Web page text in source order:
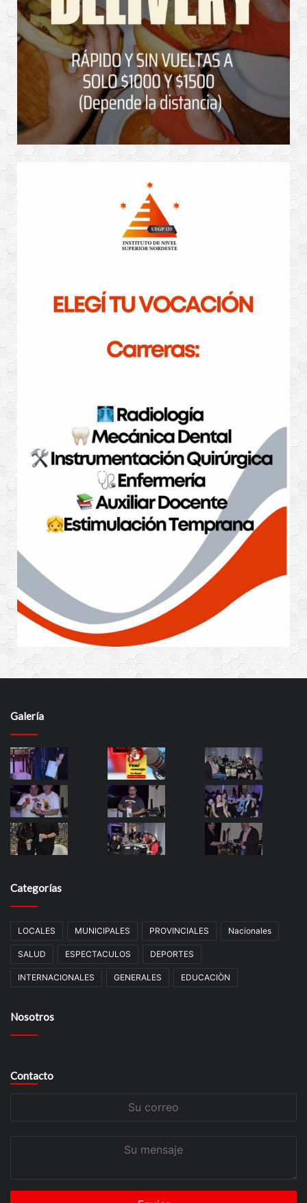
Galería
Categorías
LOCALES MUNICIPALES PROVINCIALES Nacionales
SALUD ESPECTACULOS DEPORTES
INTERNACIONALES GENERALES EDUCACIÒN
Nosotros
Contacto